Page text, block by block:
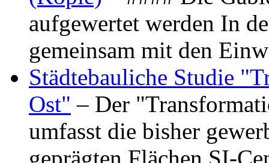
aufgewertet werden In
gemeinsam mit den
Städtebauliche Studie
Ost" – Der
umfasst die bisher
geprägten Flächen SI-